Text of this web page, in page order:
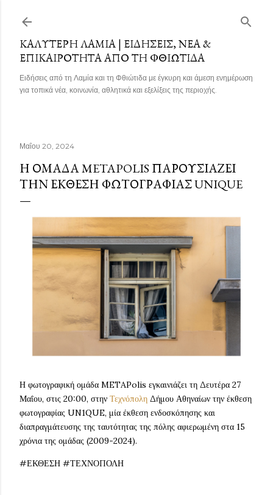
ΚΑΛΎΤΕΡΗ ΛΑΜΊΑ | ΕΙΔΉΣΕΙΣ, ΝΈΑ &
ΕΠΙΚΑΙΡΌΤΗΤΑ ΑΠΌ ΤΗ ΦΘΙΏΤΙΔΑ
Ειδήσεις από τη Λαμία και τη Φθιώτιδα με έγκυρη και άμεση ενημέρωση
για τοπικά νέα, κοινωνία, αθλητικά και εξελίξεις της περιοχής.
Μαΐου 20, 2024
Η ΟΜΆΔΑ METAPOLIS ΠΑΡΟΥΣΙΆΖΕΙ
ΤΗΝ ΈΚΘΕΣΗ ΦΩΤΟΓΡΑΦΊΑΣ UNIQUE
Η φωτογραφική ομάδα METAPolis εγκαινιάζει τη Δευτέρα 27
Μαΐου, στις 20:00, στην Τεχνόπολη Δήμου Αθηναίων την έκθεση
φωτογραφίας UN1QUE, μία έκθεση ενδοσκόπησης και
διαπραγμάτευσης της ταυτότητας της πόλης αφιερωμένη στα 15
χρόνια της ομάδας (2009-2024).
#ΕΚΘΕΣΗ #ΤΕΧΝΟΠΟΛΗ